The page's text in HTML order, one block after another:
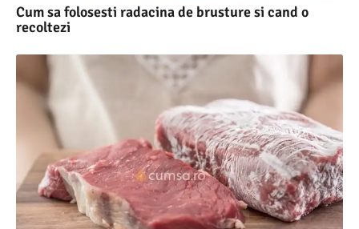
Cum sa folosesti radacina de brusture si cand o
recoltezi